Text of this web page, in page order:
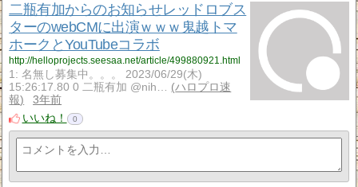
二瓶有加からのお知らせレッドロブス
ターのwebCMに出演ｗｗｗ鬼越トマ
ホークとYouTubeコラボ
http://helloprojects.seesaa.net/article/499880921.html
1: 名無し募集中。。。 2023/06/29(木)
15:26:17.80 0 二瓶有加 @nih…
ハロプロ速
報
3年前
いいね！
0